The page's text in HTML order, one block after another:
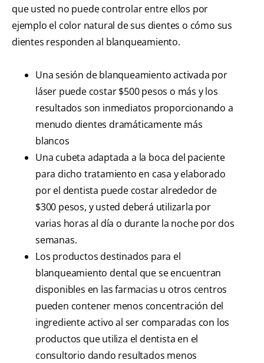
que usted no puede controlar entre ellos por
ejemplo el color natural de sus dientes o cómo sus
dientes responden al blanqueamiento.
Una sesión de blanqueamiento activada por
láser puede costar $500 pesos o más y los
resultados son inmediatos proporcionando a
menudo dientes dramáticamente más
blancos
Una cubeta adaptada a la boca del paciente
para dicho tratamiento en casa y elaborado
por el dentista puede costar alrededor de
$300 pesos, y usted deberá utilizarla por
varias horas al día o durante la noche por dos
semanas.
Los productos destinados para el
blanqueamiento dental que se encuentran
disponibles en las farmacias u otros centros
pueden contener menos concentración del
ingrediente activo al ser comparadas con los
productos que utiliza el dentista en el
consultorio dando resultados menos